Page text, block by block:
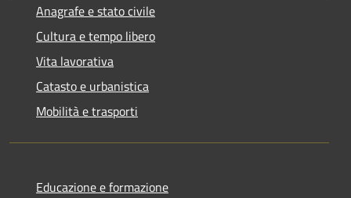
Anagrafe e stato civile
Cultura e tempo libero
Vita lavorativa
Catasto e urbanistica
Mobilità e trasporti
Educazione e formazione